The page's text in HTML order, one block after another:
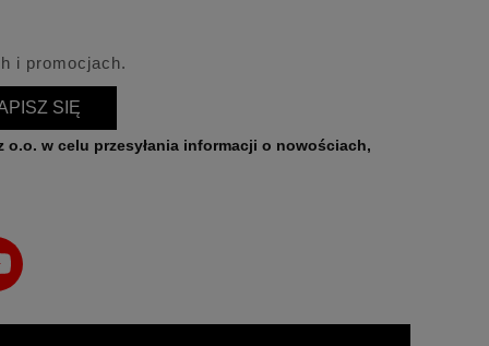
i promocjach.
SIĘ